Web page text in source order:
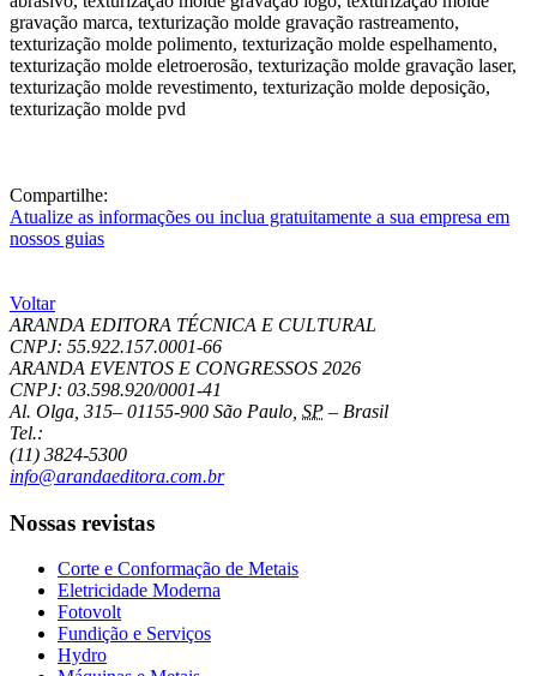
Compartilhe:
Atualize as informações ou inclua gratuitamente a sua empresa em
nossos guias
Voltar
ARANDA EDITORA TÉCNICA E CULTURAL
CNPJ: 55.922.157.0001-66
ARANDA EVENTOS E CONGRESSOS 2026
CNPJ: 03.598.920/0001-41
Al. Olga, 315– 01155-900 São Paulo SP – Brasil
Tel.:
(11) 3824-5300
info@arandaeditora.com.br
Nossas revistas
Corte e Conformação de Metais
Eletricidade Moderna
Fotovolt
Fundição e Serviços
Hydro